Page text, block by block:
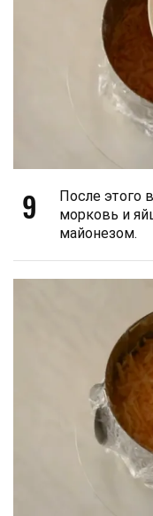
9
После этого
морковь и
майонезом.